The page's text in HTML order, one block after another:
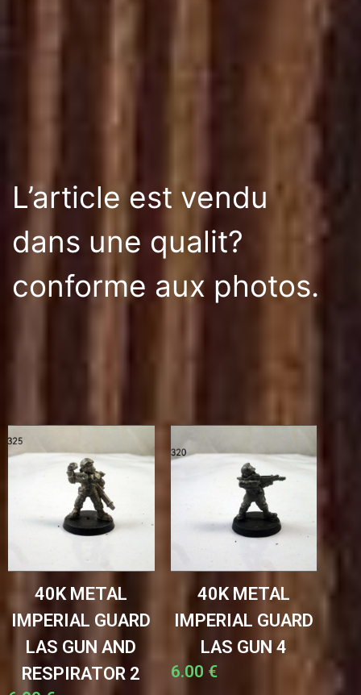
L’article est vendu
dans une qualit?
conforme aux photos.
40K METAL
IMPERIAL GUARD
LAS GUN AND
RESPIRATOR 2
40K METAL
IMPERIAL GUARD
LAS GUN 4
6.00 €